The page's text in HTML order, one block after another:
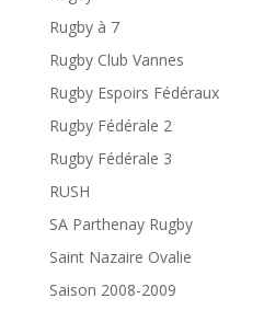
Rugby à 7
Rugby Club Vannes
Rugby Espoirs Fédéraux
Rugby Fédérale 2
Rugby Fédérale 3
RUSH
SA Parthenay Rugby
Saint Nazaire Ovalie
Saison 2008-2009